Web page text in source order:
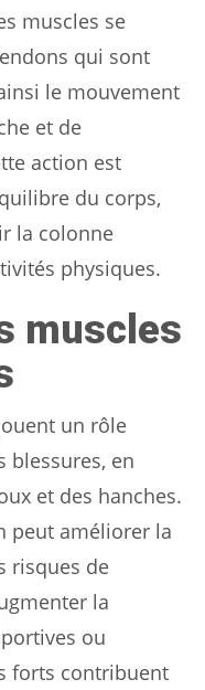
muscles se
qui sont
le mouvement
et de
action est
du corps,
la colonne
physiques.
muscles
un rôle
blessures, en
et des hanches.
peut améliorer la
risques de
la
ou
forts contribuent